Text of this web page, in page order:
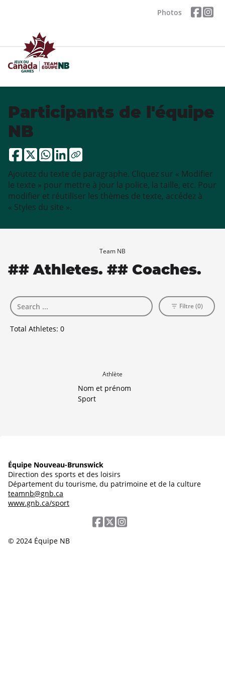
Photos
Participants de l'équipe
NB
Ajoutez du texte de paragraphe. Cliquez sur « Modifier
le texte » pour mettre à jour la police, la taille, etc. Pour
modifier et réutiliser les thèmes de texte, accédez à
« Styles du site ».
Team NB
## Athletes. ## Coaches.
Total Athletes: 0
Filtre (0)
Athlète
Nom et prénom
Sport
Équipe Nouveau-Brunswick
Direction des sports et des loisirs
Département du tourisme, du patrimoine et de la culture
teamnb@gnb.ca
www.gnb.ca/sport
© 2024 Équipe NB